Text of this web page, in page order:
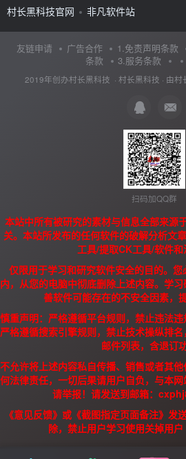
村长黑科技官网 非凡软件站
友链申请 广告合作 1.免责声明条款
条款
3.服务条款
2019年创办村长黑科技 · 村长黑科技 · 由村
扫码加QQ群
本站中所有被研究的素材与信息全部来源
关。本站所发布的任何软件的破解分析文
工具/提取CK工具/软件和
仅限用于学习和研究软件安全的目的。您
内，从您的电脑中彻底删除上述内容。学
善软件可能存在的不安全因素，
慎重声明：严格遵循平台规则，禁止违法违
严格遵循搜索引擎规则，禁止技术操纵排
邮件列表，含退订功
不允许将上述内容私自传播、销售或者其
何法律责任，一切后果请用户自负，与本
请举报！请发送到邮箱：
《意见反馈》或《截图指定页面备注》发
除，禁止用户学习使用关掉用户